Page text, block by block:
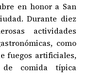
en honor a San
Durante diez
actividades
como
fuegos artificiales,
de comida típica